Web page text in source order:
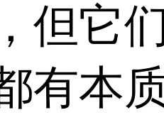
但它
有本